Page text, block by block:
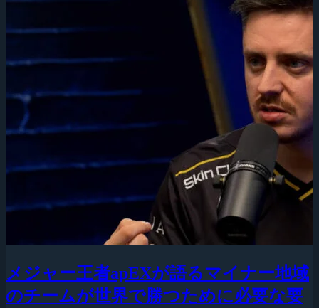
メジャー王者apEXが語るマイナー地域
のチームが世界で勝つために必要な要